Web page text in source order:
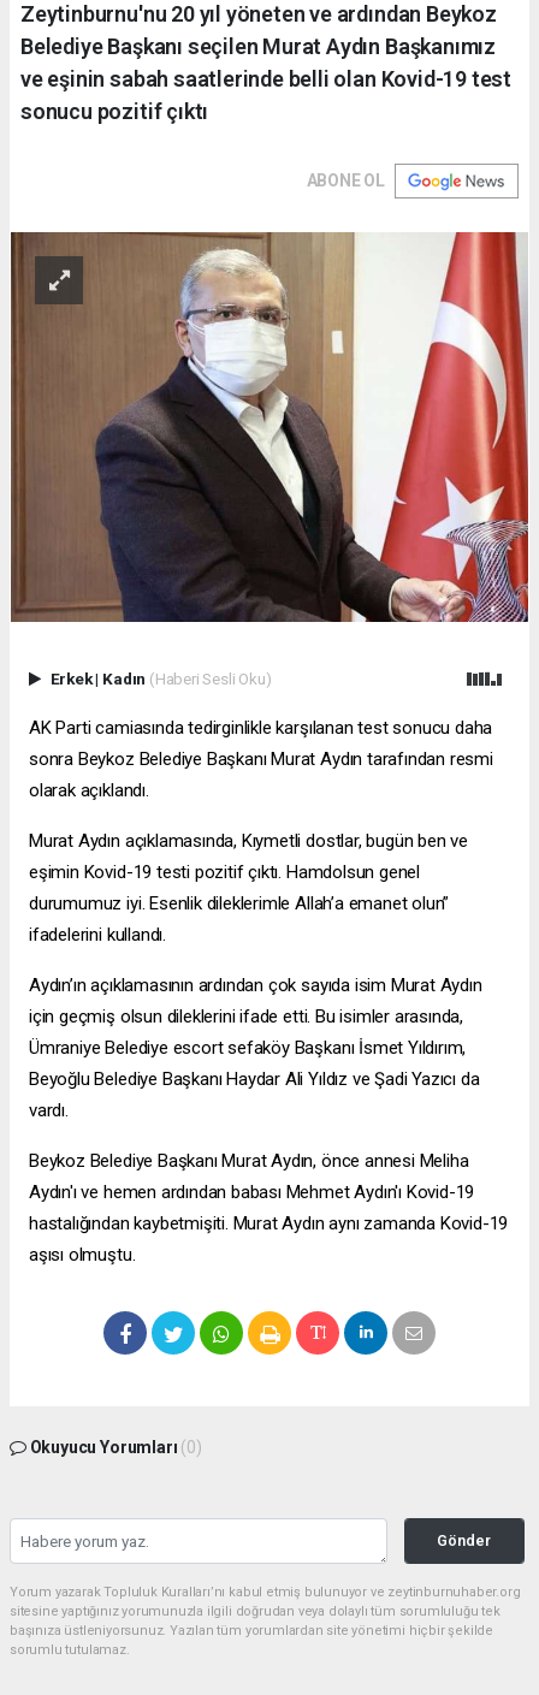
Zeytinburnu'nu 20 yıl yöneten ve ardından Beykoz
Belediye Başkanı seçilen Murat Aydın Başkanımız
ve eşinin sabah saatlerinde belli olan Kovid-19 test
sonucu pozitif çıktı
ABONE OL
Erkek| Kadın (Haberi Sesli Oku)
AK Parti camiasında tedirginlikle karşılanan test sonucu daha
sonra Beykoz Belediye Başkanı Murat Aydın tarafından resmi
olarak açıklandı.
Murat Aydın açıklamasında, Kıymetli dostlar, bugün ben ve
eşimin Kovid-19 testi pozitif çıktı. Hamdolsun genel
durumumuz iyi. Esenlik dileklerimle Allah’a emanet olun”
ifadelerini kullandı.
Aydın’ın açıklamasının ardından çok sayıda isim Murat Aydın
için geçmiş olsun dileklerini ifade etti. Bu isimler arasında,
Ümraniye Belediye escort sefaköyBaşkanı İsmet Yıldırım,
Beyoğlu Belediye Başkanı Haydar Ali Yıldız ve Şadi Yazıcı da
vardı.
Beykoz Belediye Başkanı Murat Aydın, önce annesi Meliha
Aydın'ı ve hemen ardından babası Mehmet Aydın'ı Kovid-19
hastalığından kaybetmişiti. Murat Aydın aynı zamanda Kovid-19
aşısı olmuştu.
Okuyucu Yorumları (0)
Gönder
Yorum yazarak Topluluk Kuralları’nı kabul etmiş bulunuyor ve zeytinburnuhaber.org
sitesine yaptığınız yorumunuzla ilgili doğrudan veya dolaylı tüm sorumluluğu tek
başınıza üstleniyorsunuz. Yazılan tüm yorumlardan site yönetimi hiçbir şekilde
sorumlu tutulamaz.